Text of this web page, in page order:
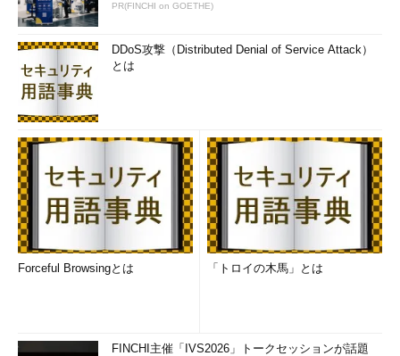
PR(FINCHI on GOETHE)
DDoS攻撃（Distributed Denial of Service Attack）
とは
Forceful Browsingとは 「トロイの木馬」とは
FINCHI主催「IVS2026」トークセッションが話題